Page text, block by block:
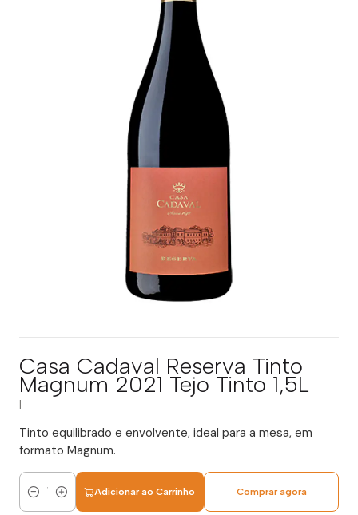
Casa Cadaval Reserva Tinto
Magnum 2021 Tejo Tinto 1,5L
Tinto equilibrado e envolvente, ideal para a mesa, em
formato Magnum.
Quantidade
Adicionar ao Carrinho Comprar agora